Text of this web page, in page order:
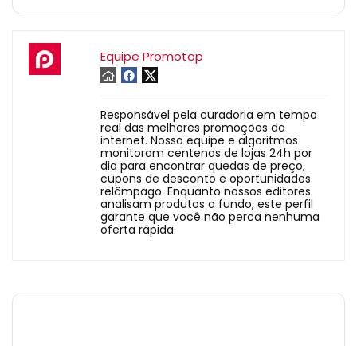
Equipe Promotop
Responsável pela curadoria em tempo
real das melhores promoções da
internet. Nossa equipe e algoritmos
monitoram centenas de lojas 24h por
dia para encontrar quedas de preço,
cupons de desconto e oportunidades
relâmpago. Enquanto nossos editores
analisam produtos a fundo, este perfil
garante que você não perca nenhuma
oferta rápida.